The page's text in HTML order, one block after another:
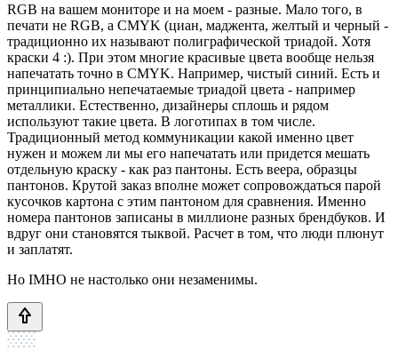
RGB на вашем мониторе и на моем - разные. Мало того, в
печати не RGB, а CMYK (циан, маджента, желтый и черный -
традиционно их называют полиграфической триадой. Хотя
краски 4 :). При этом многие красивые цвета вообще нельзя
напечатать точно в CMYK. Например, чистый синий. Есть и
принципиально непечатаемые триадой цвета - например
металлики. Естественно, дизайнеры сплошь и рядом
используют такие цвета. В логотипах в том числе.
Традиционный метод коммуникации какой именно цвет
нужен и можем ли мы его напечатать или придется мешать
отдельную краску - как раз пантоны. Есть веера, образцы
пантонов. Крутой заказ вполне может сопровождаться парой
кусочков картона с этим пантоном для сравнения. Именно
номера пантонов записаны в миллионе разных брендбуков. И
вдруг они становятся тыквой. Расчет в том, что люди плюнут
и заплатят.
Но IMHO не настолько они незаменимы.